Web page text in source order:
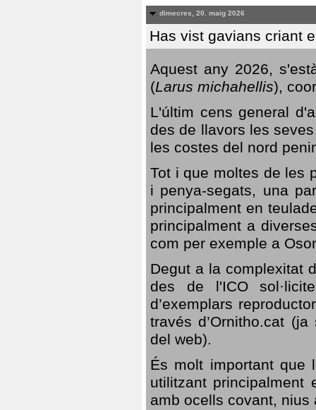
dimecres, 20. maig 2026
Has vist gavians criant
Aquest any 2026,
(Larus michahellis),
L'últim cens general
des de llavors les
les costes del nord
Tot i que moltes de les
i penya-segats, una
principalment en
principalment a
com per exemple a
Degut a la complexitat
des de l'ICO
d’exemplars
través d’Ornitho.cat
del web).
És molt important que
utilitzant
amb ocells covant,